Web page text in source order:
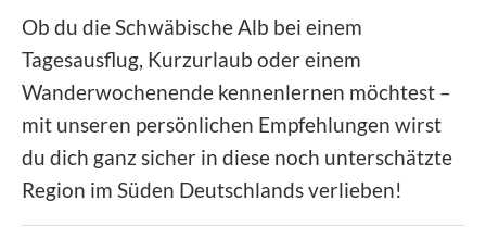
Ob du die Schwäbische Alb bei einem
Tagesausflug, Kurzurlaub oder einem
Wanderwochenende kennenlernen möchtest –
mit unseren persönlichen Empfehlungen wirst
du dich ganz sicher in diese noch unterschätzte
Region im Süden Deutschlands verlieben!